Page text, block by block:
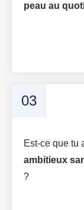
peau au
03
Est-ce que tu
ambitieux
?